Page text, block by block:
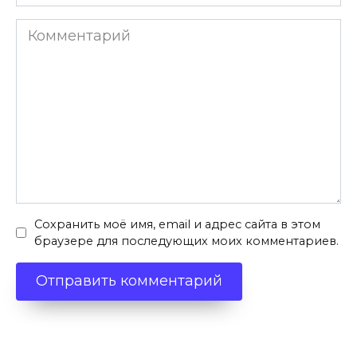
*
Комментарий
Сохранить моё имя, email и адрес сайта в этом
браузере для последующих моих комментариев.